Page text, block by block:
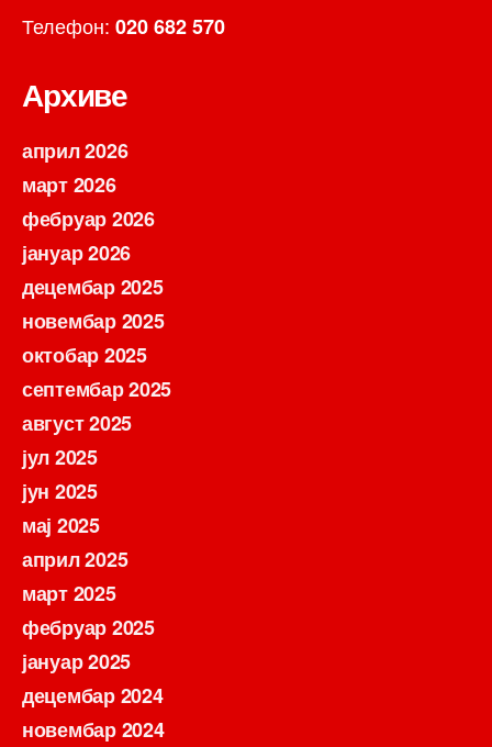
Телефон: 020 682 570
Архиве
април 2026
март 2026
фебруар 2026
јануар 2026
децембар 2025
новембар 2025
октобар 2025
септембар 2025
август 2025
јул 2025
јун 2025
мај 2025
април 2025
март 2025
фебруар 2025
јануар 2025
децембар 2024
новембар 2024